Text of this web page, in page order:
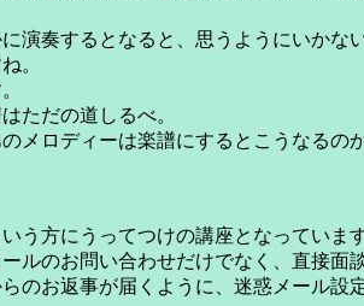
演奏するとなると、思うようにいかない
。
ただの道しるべ。
メロディーは楽譜にするとこうなるの
う方にうってつけの講座となっていま
のお問い合わせだけでなく、直接面
お返事が届くように、迷惑メール設